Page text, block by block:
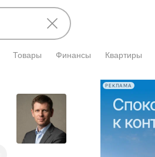
Товары Финансы Квартиры
врачом.
РЕКЛАМА